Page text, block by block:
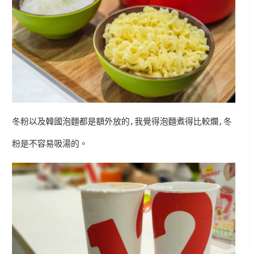
冬粉以及韓國泡麵都是額外放的,我覺得泡麵煮得比較爛,冬
粉是不容易吸湯的。